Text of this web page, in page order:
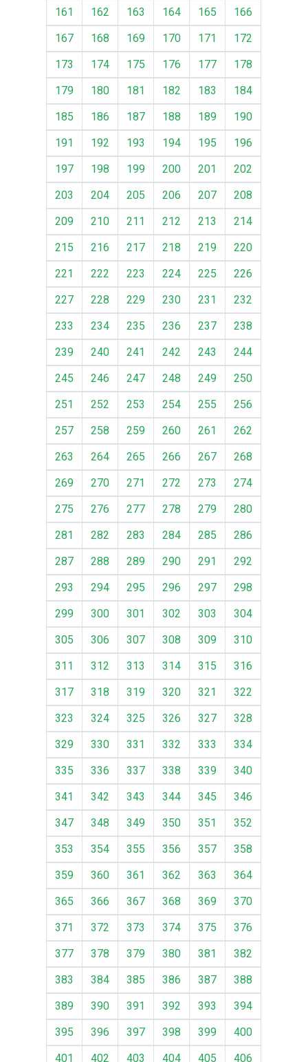
161
162 163 164 165
166
167
168 169 170 171
172
173
174 175 176 177
178
179
180 181 182 183
184
185
186 187 188 189
190
191
192 193 194 195
196
197
198 199 200 201
202
203
204 205 206 207
208
209
210 211 212 213
214
215
216 217 218 219
220
221
222 223 224 225
226
227
228 229 230 231
232
233
234 235 236 237
238
239
240 241 242 243
244
245
246 247 248 249
250
251
252 253 254 255
256
257
258 259 260 261
262
263
264 265 266 267
268
269
270 271 272 273
274
275
276 277 278 279
280
281
282 283 284 285
286
287
288 289 290 291
292
293
294 295 296 297
298
299
300 301 302 303
304
305
306 307 308 309
310
311
312 313 314 315
316
317
318 319 320 321
322
323
324 325 326 327
328
329
330 331 332 333
334
335
336 337 338 339
340
341
342 343 344 345
346
347
348 349 350 351
352
353
354 355 356 357
358
359
360 361 362 363
364
365
366 367 368 369
370
371
372 373 374 375
376
377
378 379 380 381
382
383
384 385 386 387
388
389
390 391 392 393
394
395
396 397 398 399
400
401
402 403 404 405 406